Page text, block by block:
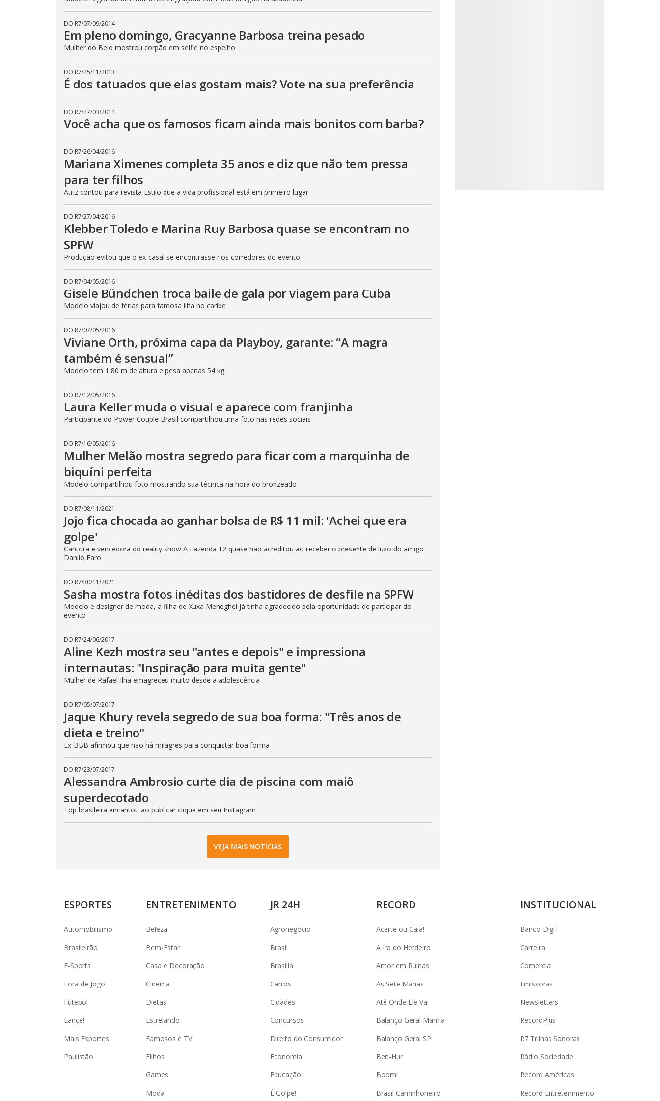
V
i
d
e
o
DO R7/07/09/2014
Em pleno domingo, Gracyanne Barbosa treina pesado
Mulher do Belo mostrou corpão em selfie no espelho
DO R7/25/11/2013
É dos tatuados que elas gostam mais? Vote na sua preferência
DO R7/27/03/2014
Você acha que os famosos ficam ainda mais bonitos com barba?
DO R7/26/04/2016
Mariana Ximenes completa 35 anos e diz que não tem pressa
para ter filhos
Atriz contou para revista Estilo que a vida profissional está em primeiro lugar
DO R7/27/04/2016
Klebber Toledo e Marina Ruy Barbosa quase se encontram no
SPFW
Produção evitou que o ex-casal se encontrasse nos corredores do evento
DO R7/04/05/2016
Gisele Bündchen troca baile de gala por viagem para Cuba
Modelo viajou de férias para famosa ilha no caribe
DO R7/07/05/2016
Viviane Orth, próxima capa da Playboy, garante: “A magra
também é sensual”
Modelo tem 1,80 m de altura e pesa apenas 54 kg
DO R7/12/05/2016
Laura Keller muda o visual e aparece com franjinha
Participante do Power Couple Brasil compartilhou uma foto nas redes sociais
DO R7/16/05/2016
Mulher Melão mostra segredo para ficar com a marquinha de
biquíni perfeita
Modelo compartilhou foto mostrando sua técnica na hora do bronzeado
DO R7/08/11/2021
Jojo fica chocada ao ganhar bolsa de R$ 11 mil: 'Achei que era
golpe'
Cantora e vencedora do reality show A Fazenda 12 quase não acreditou ao receber o presente de luxo do amigo
Danilo Faro
DO R7/30/11/2021
Sasha mostra fotos inéditas dos bastidores de desfile na SPFW
Modelo e designer de moda, a filha de Xuxa Meneghel já tinha agradecido pela oportunidade de participar do
evento
DO R7/24/06/2017
Aline Kezh mostra seu "antes e depois" e impressiona
internautas: "Inspiração para muita gente"
Mulher de Rafael Ilha emagreceu muito desde a adolescência
DO R7/05/07/2017
Jaque Khury revela segredo de sua boa forma: "Três anos de
dieta e treino"
Ex-BBB afirmou que não há milagres para conquistar boa forma
DO R7/23/07/2017
Alessandra Ambrosio curte dia de piscina com maiô
superdecotado
Top brasileira encantou ao publicar clique em seu Instagram
VEJA MAIS NOTÍCIAS
ESPORTES
Automobilismo
Brasileirão
E-Sports
Fora de Jogo
Futebol
Lance!
Mais Esportes
Paulistão
ENTRETENIMENTO
Beleza
Bem-Estar
Casa e Decoração
Cinema
Dietas
Estrelando
Famosos e TV
Filhos
Games
Moda
JR 24H
Agronegócio
Brasil
Brasília
Carros
Cidades
Concursos
Direito do Consumidor
Economia
Educação
É Golpe!
RECORD
Acerte ou Caia!
A Ira do Herdeiro
Amor em Ruínas
As Sete Marias
Até Onde Ele Vai
Balanço Geral Manhã
Balanço Geral SP
Ben-Hur
Boom!
Brasil Caminhoneiro
INSTITUCIONAL
Banco Digi+
Carreira
Comercial
Emissoras
Newsletters
RecordPlus
R7 Trilhas Sonoras
Rádio Sociedade
Record Américas
Record Entretenimento